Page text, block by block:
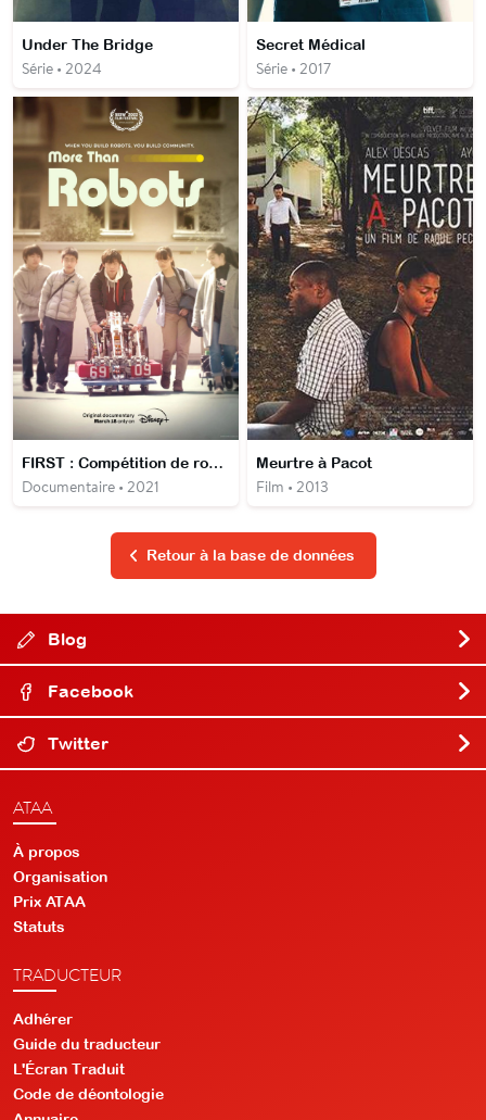
Under The Bridge
Série • 2024
Secret Médical
Série • 2017
FIRST : Compétition de robots
Documentaire • 2021
Meurtre à Pacot
Film • 2013
Retour à la base de données
Blog
Facebook
Twitter
ATAA
À propos
Organisation
Prix ATAA
Statuts
TRADUCTEUR
Adhérer
Guide du traducteur
L'Écran Traduit
Code de déontologie